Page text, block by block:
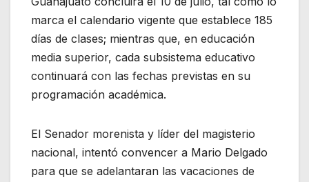
marca el calendario vigente que establece 185
días de clases; mientras que, en educación
media superior, cada subsistema educativo
continuará con las fechas previstas en su
programación académica.
El Senador morenista y líder del magisterio
nacional, intentó convencer a Mario Delgado
para que se adelantaran las vacaciones de